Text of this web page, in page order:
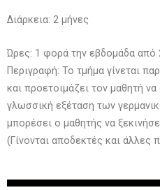
Διάρκεια: 2 μήνες
Ώρες: 1 φορά την εβδομάδα από
Περιγραφή: Το τμήμα γίνεται
και προετοιμάζει τον μαθητή
γλωσσική εξέταση των
μπορέσει ο μαθητής να
(Γίνονται αποδεκτές και άλλες